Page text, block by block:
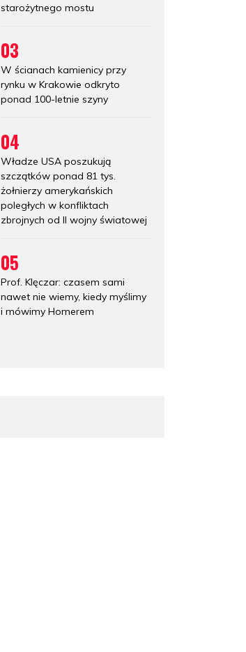
starożytnego mostu
03
W ścianach kamienicy przy
rynku w Krakowie odkryto
ponad 100-letnie szyny
04
Władze USA poszukują
szczątków ponad 81 tys.
żołnierzy amerykańskich
poległych w konfliktach
zbrojnych od II wojny światowej
05
Prof. Klęczar: czasem sami
nawet nie wiemy, kiedy myślimy
i mówimy Homerem